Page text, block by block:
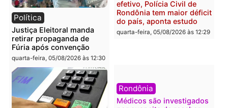
Polícia
O dinheiro do crime: PF
apreende R$ 2 milhões em
Porto Velho e expõe
esquema milionário de
lavagem
foragido baleado e
apreensão de drogas
quarta-feira, 05/08/2026 às